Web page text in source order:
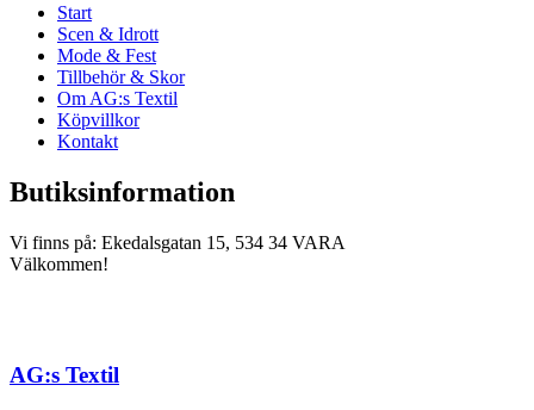
Start
Scen & Idrott
Mode & Fest
Tillbehör & Skor
Om AG:s Textil
Köpvillkor
Kontakt
Butiksinformation
Vi finns på: Ekedalsgatan 15, 534 34 VARA
Välkommen!
AG:s Textil